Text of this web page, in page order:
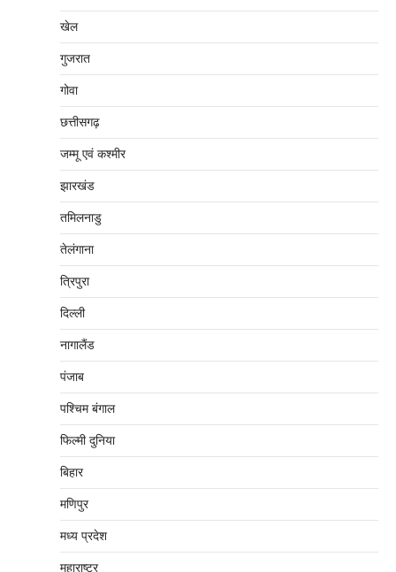
खेल
गुजरात
गोवा
छत्तीसगढ़
जम्‍मू एवं कश्‍मीर
झारखंड
तमिलनाडु
तेलंगाना
त्रिपुरा
दिल्‍ली
नागालैंड
पंजाब
पश्चिम बंगाल
फिल्मी दुनिया
बिहार
मणिपुर
मध्‍य प्रदेश
महाराष्‍ट्र